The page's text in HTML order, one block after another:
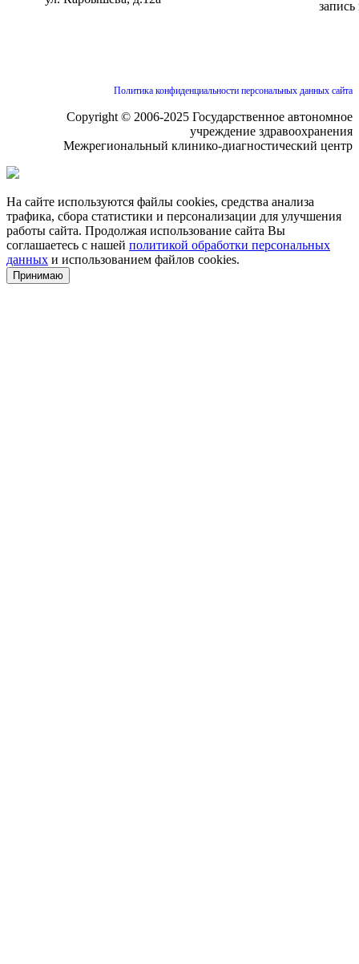
Политика конфиденциальности персональных данных сайта
Copyright © 2006-2025 Государственное автономное
учреждение здравоохранения
Межрегиональный клинико-диагностический центр
На сайте используются файлы cookies, средства анализа
трафика, сбора статистики и персонализации для улучшения
работы сайта. Продолжая использование сайта Вы
соглашаетесь с нашей политикой обработки персональных
данных и использованием файлов cookies.
Принимаю